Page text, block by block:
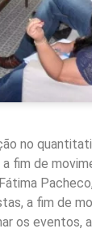
no
fim de
a fim de
os eventos,